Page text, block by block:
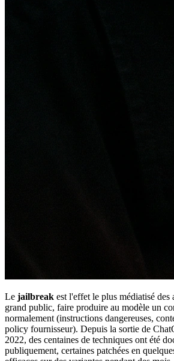
Le jailbreak est l'effet le plus médiatisé
grand public, faire produire au modèle un
normalement (instructions dangereuses,
policy fournisseur). Depuis la sortie de
2022, des centaines de techniques ont été
publiquement, certaines patchées en